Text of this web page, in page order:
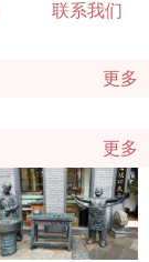
联系我们
更多
更多